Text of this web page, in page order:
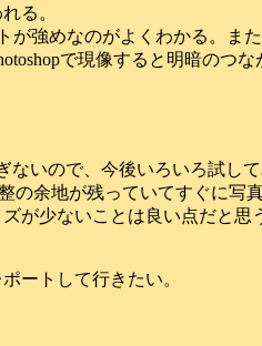
る。
が強めなのがよくわかる。
で現像すると明暗のつ
ないので、今後いろいろ試し
整の余地が残っていてすぐに
が少ないことは良い点だと思
ートして行きたい。